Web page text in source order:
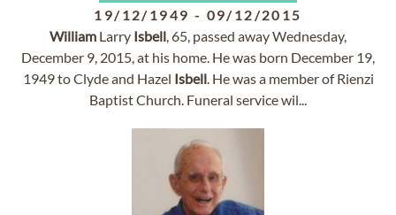
19/12/1949 - 09/12/2015
William Larry Isbell, 65, passed away Wednesday,
December 9, 2015, at his home. He was born December 19,
1949 to Clyde and Hazel Isbell. He was a member of Rienzi
Baptist Church. Funeral service wil...